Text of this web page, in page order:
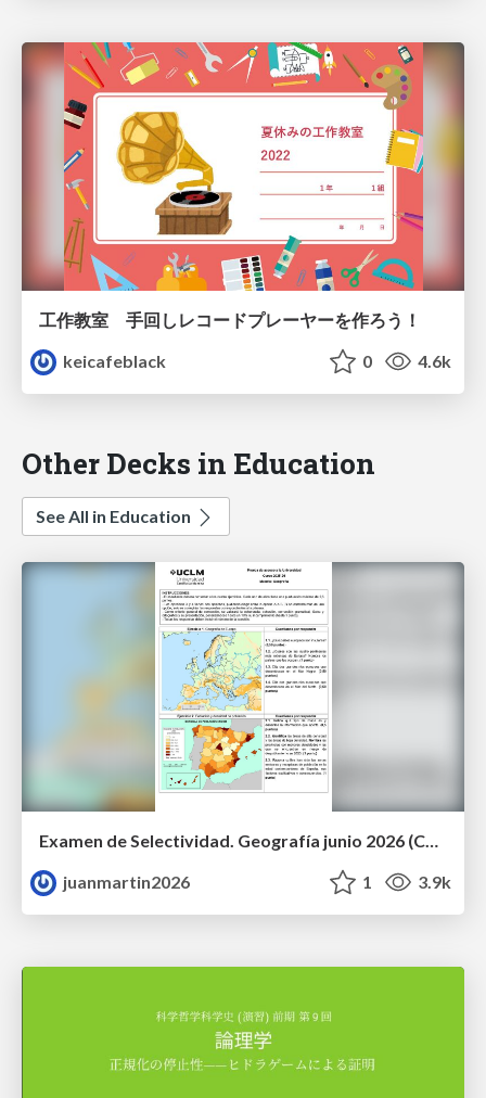
工作教室 手回しレコードプレーヤーを作ろう！
keicafeblack
0 4.6k
Other Decks in Education
See All in Education
juanmartin2026
1 3.9k